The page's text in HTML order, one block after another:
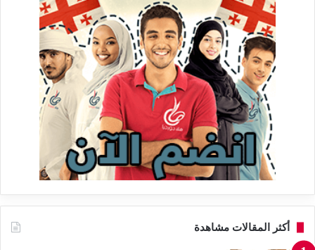
أكثر المقالات مشاهدة